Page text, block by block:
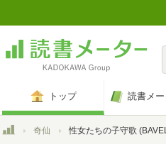
トップ 読書メ
トップ奇仙 性女たちの子守歌